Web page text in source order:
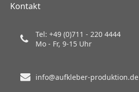
Kontakt
Tel: +49 (0)711 - 220 4444
Mo - Fr, 9-15 Uhr
info@aufkleber-produktion.de